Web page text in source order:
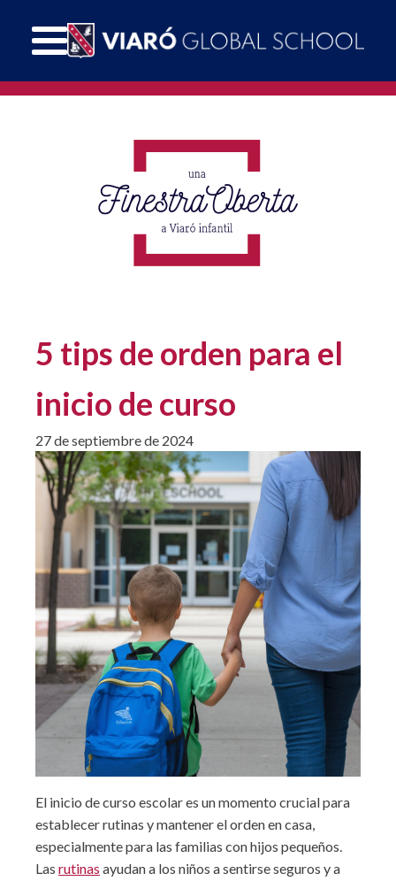
5 tips de orden para el
inicio de curso
27 de septiembre de 2024
El inicio de curso escolar es un momento crucial para
establecer rutinas y mantener el orden en casa,
especialmente para las familias con hijos pequeños.
Las rutinas ayudan a los niños a sentirse seguros y a